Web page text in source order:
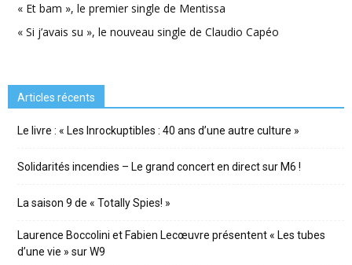
« Et bam », le premier single de Mentissa
« Si j’avais su », le nouveau single de Claudio Capéo
Articles récents
Le livre : « Les Inrockuptibles : 40 ans d’une autre culture »
Solidarités incendies – Le grand concert en direct sur M6 !
La saison 9 de « Totally Spies! »
Laurence Boccolini et Fabien Lecœuvre présentent « Les tubes
d’une vie » sur W9